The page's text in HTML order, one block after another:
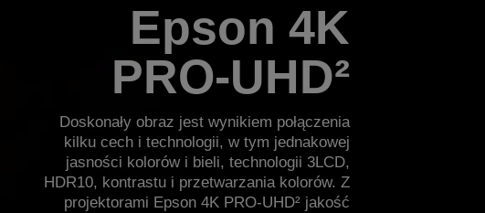
Epson 4K
PRO-UHD²
Doskonały obraz jest wynikiem połączenia
kilku cech i technologii, w tym jednakowej
jasności kolorów i bieli, technologii 3LCD,
HDR10, kontrastu i przetwarzania kolorów. Z
projektorami Epson 4K PRO-UHD² jakość